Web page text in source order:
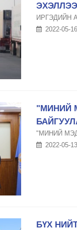
ЭХЭЛЛЭЭ
ИРГЭДИЙН
2022-05-16
"МИНИЙ
"МИНИЙ
2022-05-13
БҮХ